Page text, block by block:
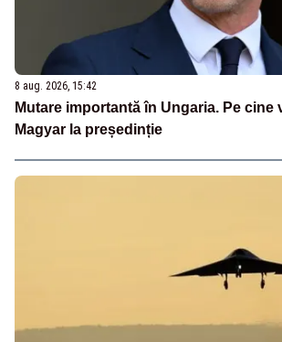
8 aug. 2026, 15:42
Mutare importantă în Ungaria. Pe cine
Magyar la președinție